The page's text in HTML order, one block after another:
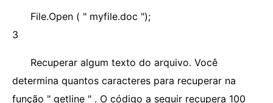
File.Open ( " myfile.doc ");
3
Recuperar algum texto do arquivo. Você
determina quantos caracteres para recuperar na
função " getline " . O código a seguir recupera 100